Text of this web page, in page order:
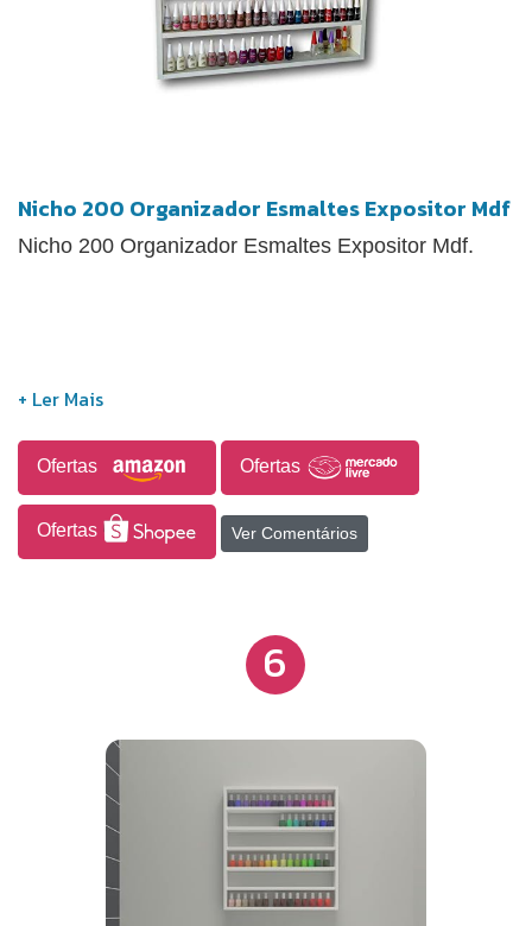
Nicho 200 Organizador Esmaltes Expositor Mdf
Nicho 200 Organizador Esmaltes Expositor Mdf.
Ofertas Ofertas
Ofertas Ver Comentários
6